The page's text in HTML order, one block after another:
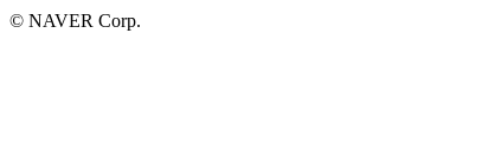
© NAVER Corp.